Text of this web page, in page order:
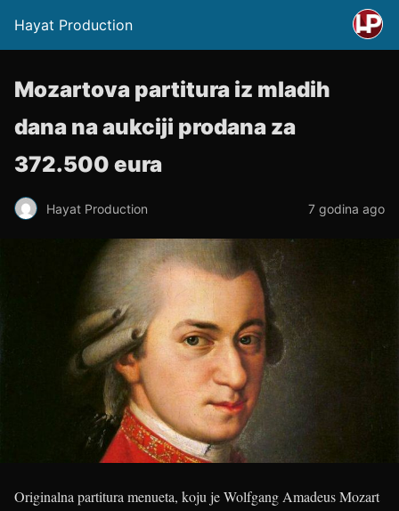
Hayat Production
Mozartova partitura iz mladih
dana na aukciji prodana za
372.500 eura
Hayat Production 7 godina ago
Originalna partitura menueta, koju je Wolfgang Amadeus Mozart